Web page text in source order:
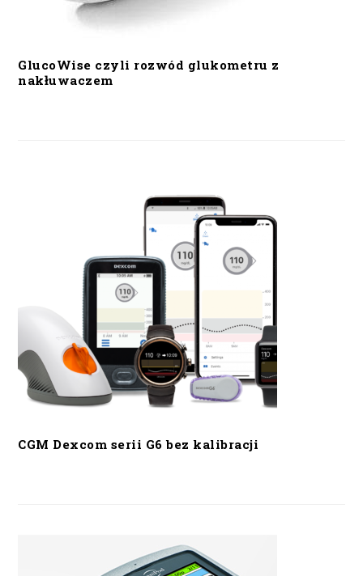
GlucoWise czyli rozwód glukometru z
nakłuwaczem
CGM Dexcom serii G6 bez kalibracji